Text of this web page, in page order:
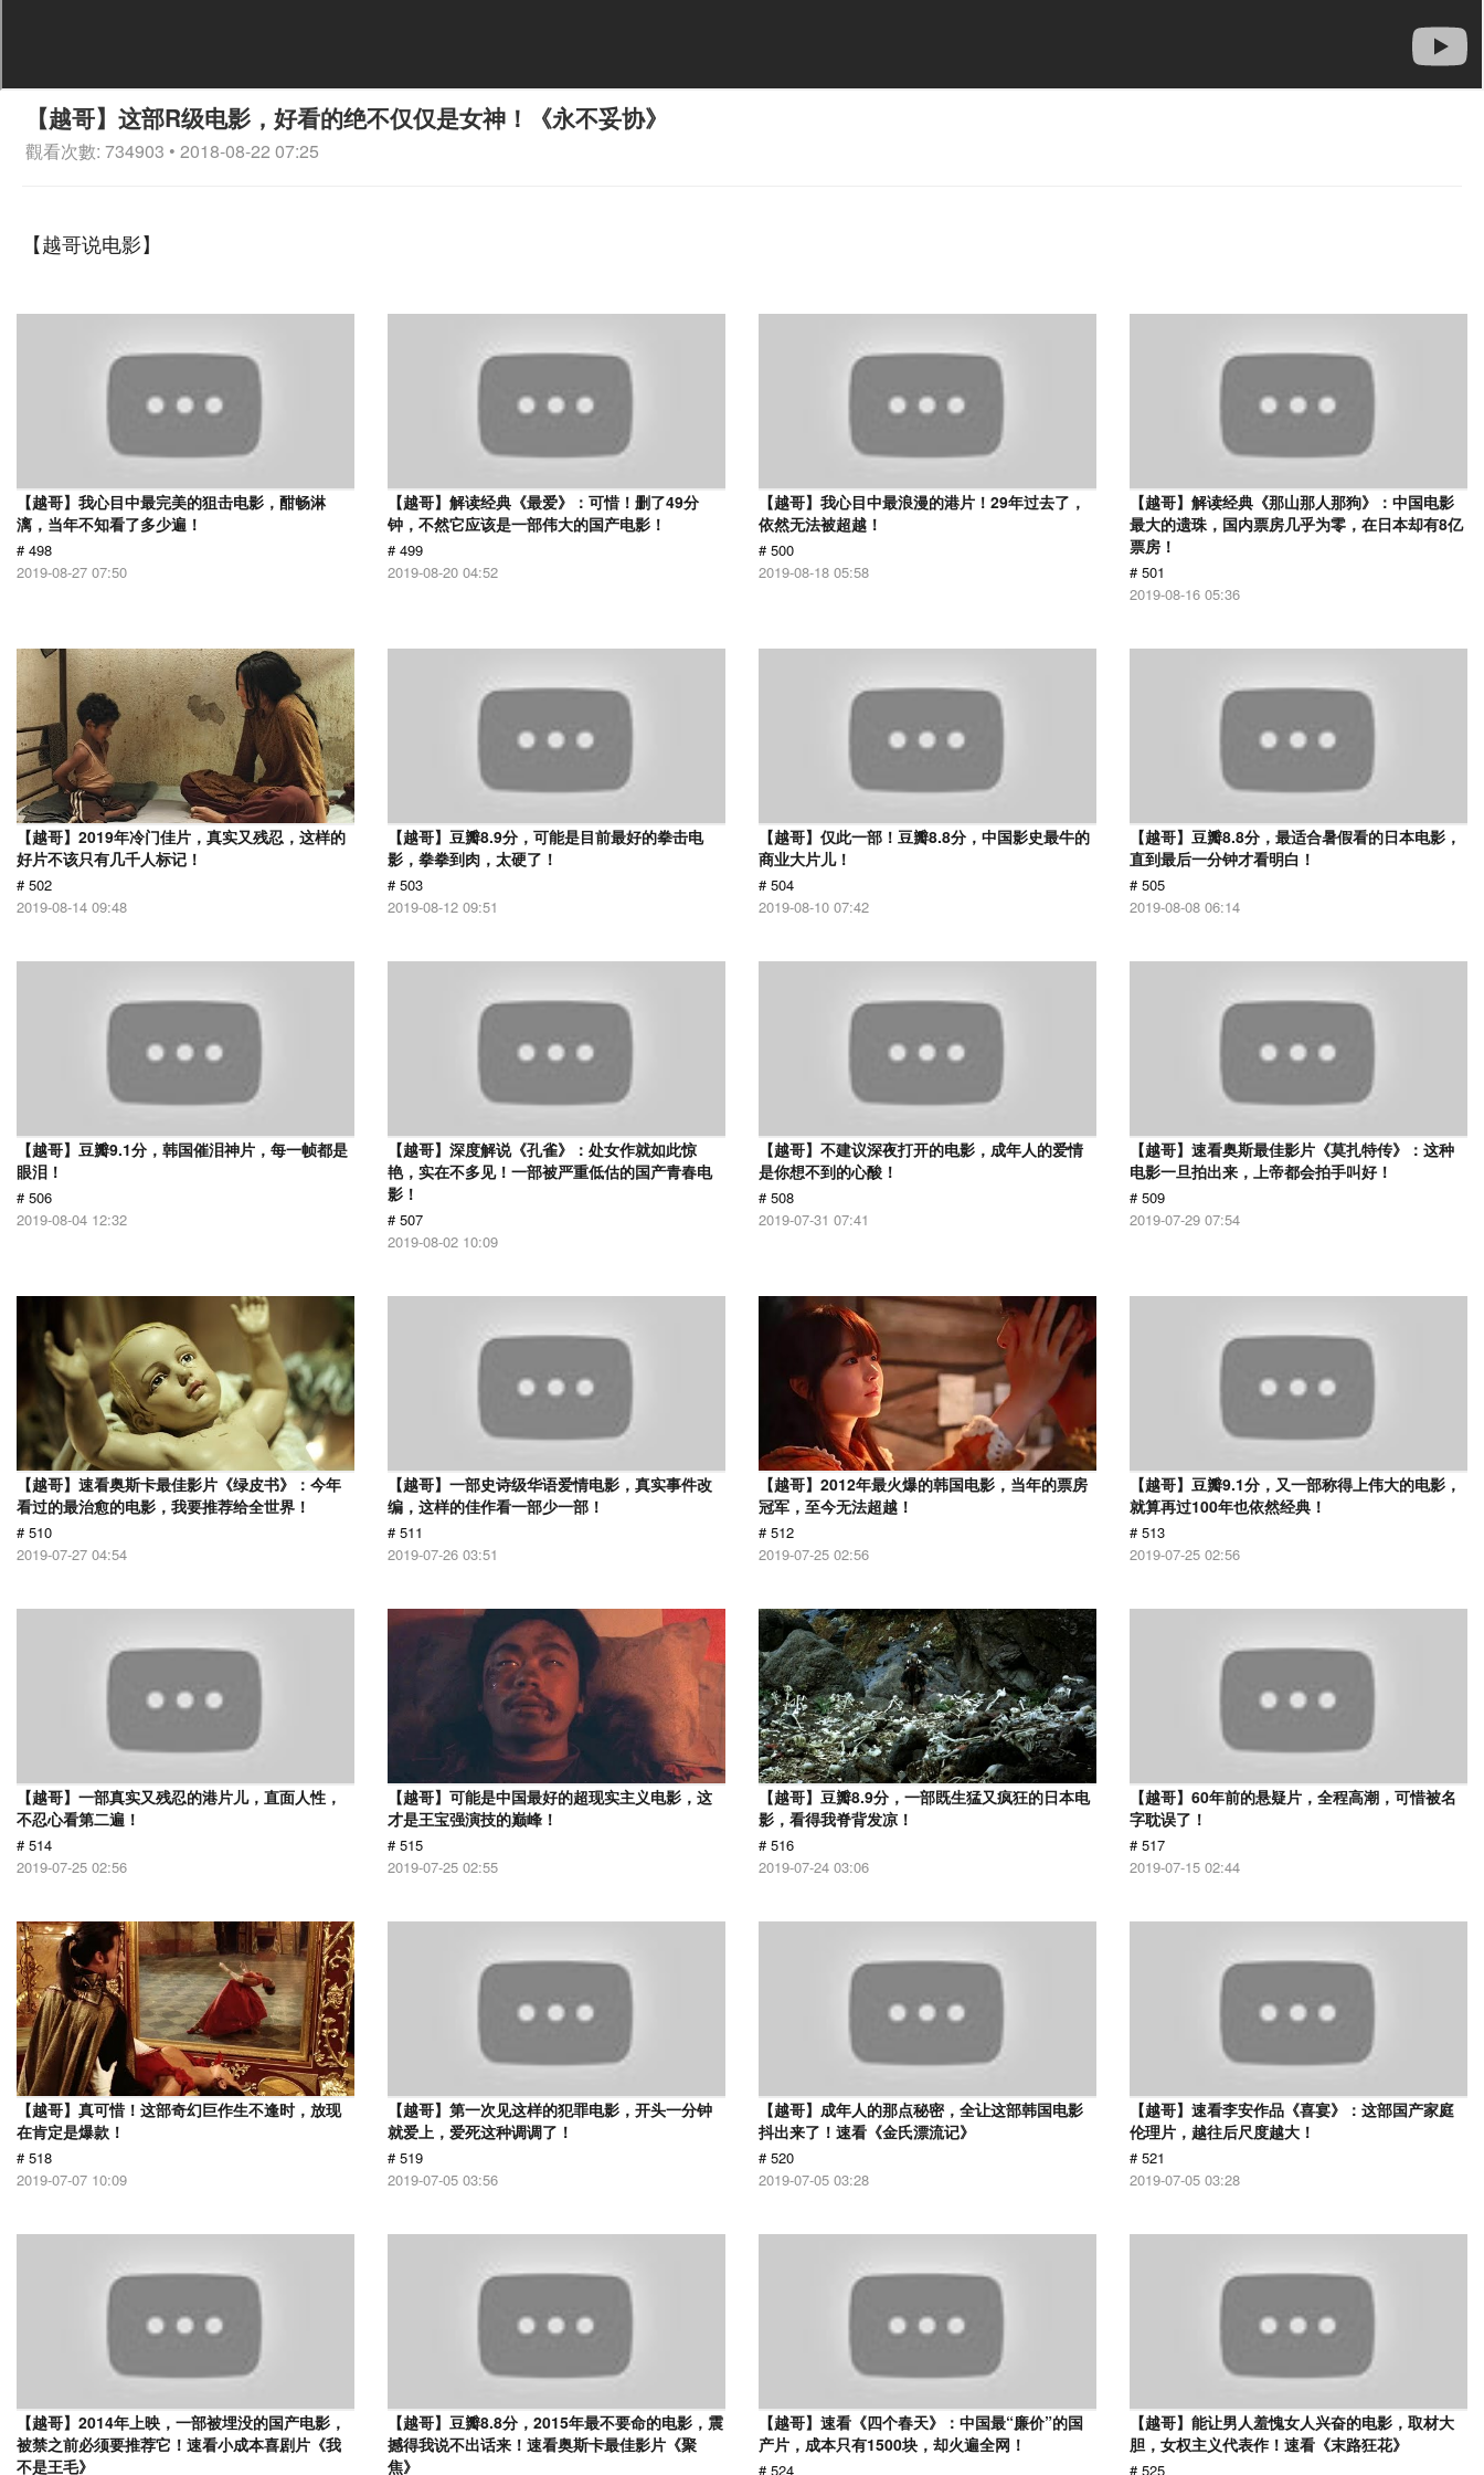
【越哥】这部R级电影，好看的绝不仅仅是女神！《永不妥协》
觀看次數: 734903 • 2018-08-22 07:25
【越哥说电影】
【越哥】我心目中最完美的狙击电影，酣畅淋
漓，当年不知看了多少遍！
# 498
2019-08-27 07:50
【越哥】解读经典《最爱》：可惜！删了49分
钟，不然它应该是一部伟大的国产电影！
# 499
2019-08-20 04:52
【越哥】我心目中最浪漫的港片！29年过去了，
依然无法被超越！
# 500
2019-08-18 05:58
【越哥】解读经典《那山那人那狗》：中国电影
最大的遗珠，国内票房几乎为零，在日本却有8亿
票房！
# 501
2019-08-16 05:36
【越哥】2019年冷门佳片，真实又残忍，这样的
好片不该只有几千人标记！
# 502
2019-08-14 09:48
【越哥】豆瓣8.9分，可能是目前最好的拳击电
影，拳拳到肉，太硬了！
# 503
2019-08-12 09:51
【越哥】仅此一部！豆瓣8.8分，中国影史最牛的
商业大片儿！
# 504
2019-08-10 07:42
【越哥】豆瓣8.8分，最适合暑假看的日本电影，
直到最后一分钟才看明白！
# 505
2019-08-08 06:14
【越哥】豆瓣9.1分，韩国催泪神片，每一帧都是
眼泪！
# 506
2019-08-04 12:32
【越哥】深度解说《孔雀》：处女作就如此惊
艳，实在不多见！一部被严重低估的国产青春电
影！
# 507
2019-08-02 10:09
【越哥】不建议深夜打开的电影，成年人的爱情
是你想不到的心酸！
# 508
2019-07-31 07:41
【越哥】速看奥斯最佳影片《莫扎特传》：这种
电影一旦拍出来，上帝都会拍手叫好！
# 509
2019-07-29 07:54
【越哥】速看奥斯卡最佳影片《绿皮书》：今年
看过的最治愈的电影，我要推荐给全世界！
# 510
2019-07-27 04:54
【越哥】一部史诗级华语爱情电影，真实事件改
编，这样的佳作看一部少一部！
# 511
2019-07-26 03:51
【越哥】2012年最火爆的韩国电影，当年的票房
冠军，至今无法超越！
# 512
2019-07-25 02:56
【越哥】豆瓣9.1分，又一部称得上伟大的电影，
就算再过100年也依然经典！
# 513
2019-07-25 02:56
【越哥】一部真实又残忍的港片儿，直面人性，
不忍心看第二遍！
# 514
2019-07-25 02:56
【越哥】可能是中国最好的超现实主义电影，这
才是王宝强演技的巅峰！
# 515
2019-07-25 02:55
【越哥】豆瓣8.9分，一部既生猛又疯狂的日本电
影，看得我脊背发凉！
# 516
2019-07-24 03:06
【越哥】60年前的悬疑片，全程高潮，可惜被名
字耽误了！
# 517
2019-07-15 02:44
【越哥】真可惜！这部奇幻巨作生不逢时，放现
在肯定是爆款！
# 518
2019-07-07 10:09
【越哥】第一次见这样的犯罪电影，开头一分钟
就爱上，爱死这种调调了！
# 519
2019-07-05 03:56
【越哥】成年人的那点秘密，全让这部韩国电影
抖出来了！速看《金氏漂流记》
# 520
2019-07-05 03:28
【越哥】速看李安作品《喜宴》：这部国产家庭
伦理片，越往后尺度越大！
# 521
2019-07-05 03:28
【越哥】2014年上映，一部被埋没的国产电影，
被禁之前必须要推荐它！速看小成本喜剧片《我
不是王毛》
【越哥】豆瓣8.8分，2015年最不要命的电影，震
撼得我说不出话来！速看奥斯卡最佳影片《聚
焦》
【越哥】速看《四个春天》：中国最“廉价”的国
产片，成本只有1500块，却火遍全网！
# 524
【越哥】能让男人羞愧女人兴奋的电影，取材大
胆，女权主义代表作！速看《末路狂花》
# 525